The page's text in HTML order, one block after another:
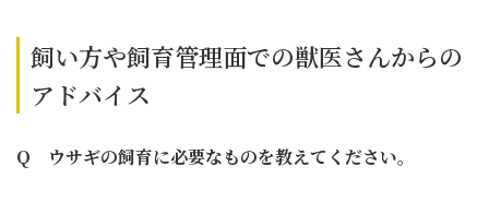
飼い方や飼育管理面での獣医さんからの
アドバイス
Q ウサギの飼育に必要なものを教えてください。